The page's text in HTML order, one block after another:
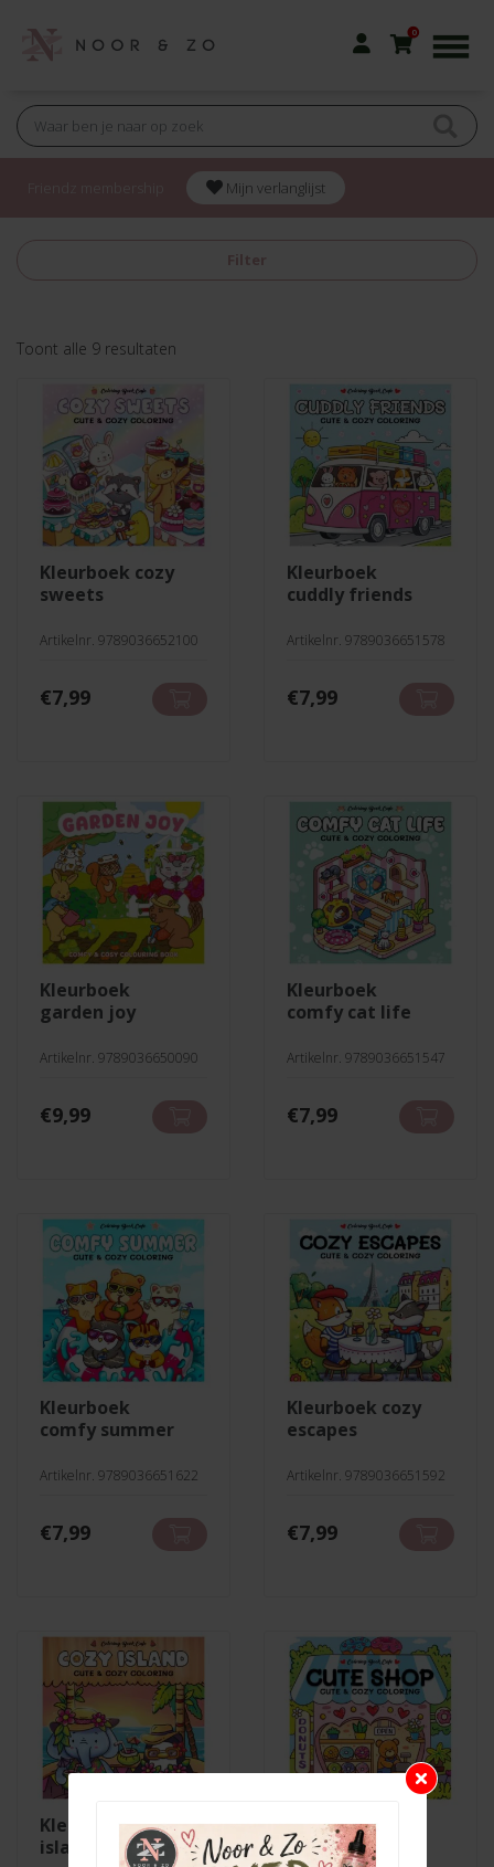
0
Mijn verlanglijst
Filter
Toont alle 9 resultaten
nieuwste
kleurboek cozy
sweets
Artikelnr. 9789036652100
€7,99
kleurboek
cuddly friends
Artikelnr. 9789036651578
€7,99
kleurboek
garden joy
Artikelnr. 9789036650090
€9,99
kleurboek
comfy cat life
Artikelnr. 9789036651547
€7,99
kleurboek
comfy summer
Artikelnr. 9789036651622
€7,99
kleurboek cozy
escapes
Artikelnr. 9789036651592
€7,99
kleurboek cozy
island
kleurboek cute
shop